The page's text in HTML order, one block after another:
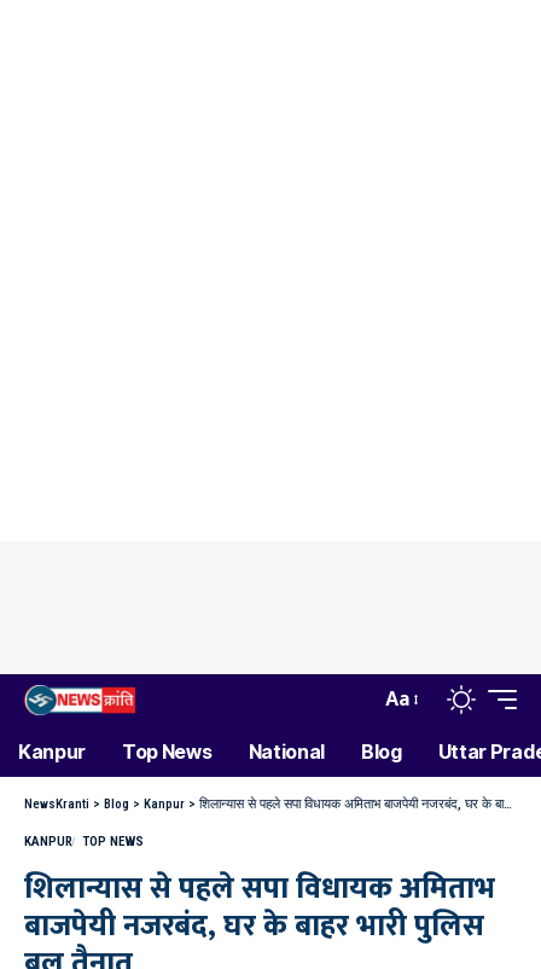
Aa
Kanpur Top News National Blog Uttar
NewsKranti > Blog > Kanpur > शिलान्यास से पहले सपा विधायक अमिताभ बाजपेयी नजरबंद, घर के बाहर भारी पुलिस बल तैनात
KANPUR TOP NEWS
शिलान्यास से पहले सपा विधायक अमिताभ
बाजपेयी नजरबंद, घर के बाहर भारी पुलिस